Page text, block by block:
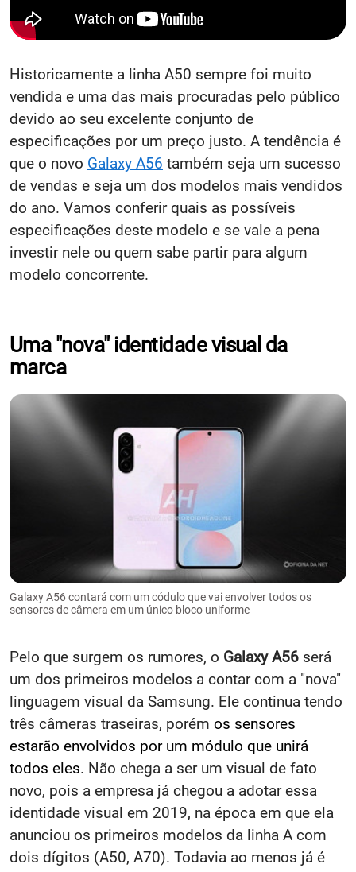
Historicamente a linha A50 sempre foi muito
vendida e uma das mais procuradas pelo público
devido ao seu excelente conjunto de
especificações por um preço justo. A tendência é
que o novo Galaxy A56 também seja um sucesso
de vendas e seja um dos modelos mais vendidos
do ano. Vamos conferir quais as possíveis
especificações deste modelo e se vale a pena
investir nele ou quem sabe partir para algum
modelo concorrente.
Uma "nova" identidade visual da
marca
Galaxy A56 contará com um códulo que vai envolver todos os
sensores de câmera em um único bloco uniforme
Pelo que surgem os rumores, o Galaxy A56 será
um dos primeiros modelos a contar com a "nova"
linguagem visual da Samsung. Ele continua tendo
três câmeras traseiras, porém os sensores
estarão envolvidos por um módulo que unirá
todos eles. Não chega a ser um visual de fato
novo, pois a empresa já chegou a adotar essa
identidade visual em 2019, na época em que ela
anunciou os primeiros modelos da linha A com
dois dígitos (A50, A70). Todavia ao menos já é